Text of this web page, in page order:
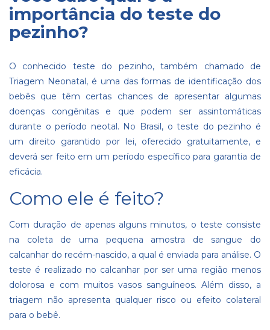
importância do teste do
pezinho?
O conhecido teste do pezinho, também chamado de
Triagem Neonatal, é uma das formas de identificação dos
bebês que têm certas chances de apresentar algumas
doenças congênitas e que podem ser assintomáticas
durante o período neotal. No Brasil, o teste do pezinho é
um direito garantido por lei, oferecido gratuitamente, e
deverá ser feito em um período específico para garantia de
eficácia.
Como ele é feito?
Com duração de apenas alguns minutos, o teste consiste
na coleta de uma pequena amostra de sangue do
calcanhar do recém-nascido, a qual é enviada para análise. O
teste é realizado no calcanhar por ser uma região menos
dolorosa e com muitos vasos sanguíneos. Além disso, a
triagem não apresenta qualquer risco ou efeito colateral
para o bebê.